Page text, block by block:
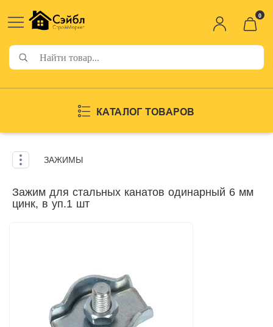
0
КАТАЛОГ ТОВАРОВ
ЗАЖИМЫ
Зажим для стальных канатов одинарный 6 мм
цинк, в уп.1 шт